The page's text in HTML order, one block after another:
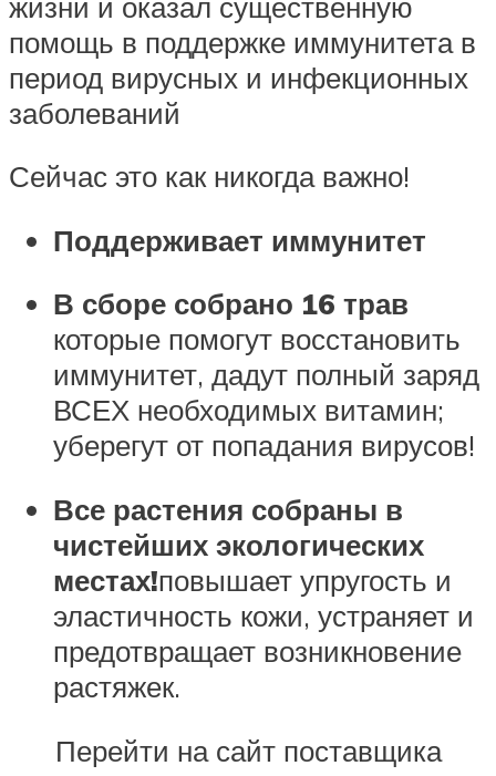
помощь в поддержке иммунитета в
период вирусных и инфекционных
заболеваний
Сейчас это как никогда важно!
Поддерживает иммунитет
В сборе собрано 16 трав
которые помогут восстановить
иммунитет, дадут полный заряд
ВСЕХ необходимых витамин;
уберегут от попадания вирусов!
Все растения собраны в
чистейших экологических
местах!повышает упругость и
эластичность кожи, устраняет и
предотвращает возникновение
растяжек.
Перейти на сайт поставщика